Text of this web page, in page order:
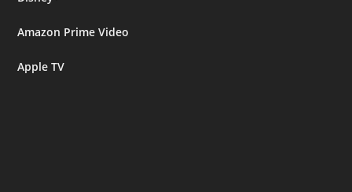
Amazon Prime Video
Apple TV